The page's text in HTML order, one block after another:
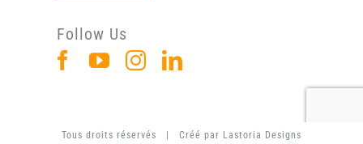
Follow Us
Tous droits réservés | Créé par Lastoria Designs